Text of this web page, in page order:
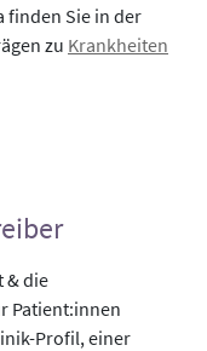
finden Sie in der
zu Krankheiten
& die
Patient:innen
Profil, einer